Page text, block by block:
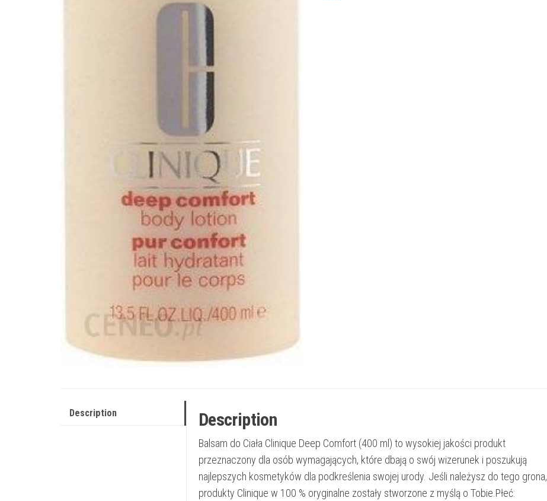
Description Description
Balsam do Ciała Clinique Deep Comfort (400 ml) to wysokiej jakości produkt
przeznaczony dla osób wymagających, które dbają o swój wizerunek i poszukują
najlepszych kosmetyków dla podkreślenia swojej urody. Jeśli należysz do tego grona,
produkty Clinique w 100 % oryginalne zostały stworzone z myślą o Tobie.Płeć: